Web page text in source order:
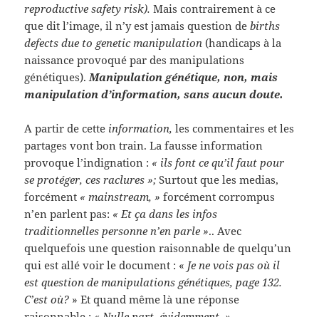
reproductive safety risk). Mais contrairement à ce
que dit l’image, il n’y est jamais question debirths
defects due to genetic manipulation (handicaps à la
naissance provoqué par des manipulations
génétiques). Manipulation génétique, non, mais
manipulation d’information, sans aucun doute.
A partir de cette information, les commentaires et les
partages vont bon train. La fausse information
provoque l’indignation : « ils font ce qu’il faut pour
se protéger, ces raclures »; Surtout que les medias,
forcément « mainstream, » forcément corrompus
n’en parlent pas: « Et ça dans les infos
traditionnelles personne n’en parle ».. Avec
quelquefois une question raisonnable de quelqu’un
qui est allé voir le document : « Je ne vois pas où il
est question de manipulations génétiques, page 132.
C’est où? » Et quand même là une réponse